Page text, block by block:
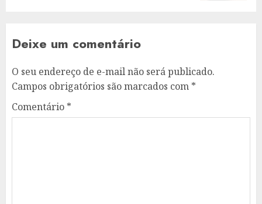
Deixe um comentário
O seu endereço de e-mail não será publicado.
Campos obrigatórios são marcados com *
Comentário *